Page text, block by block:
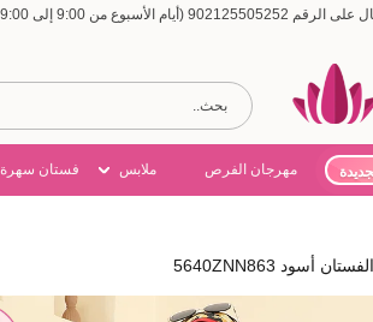
أيام السبت من 9:00 إلى 15:00)
مهرجان الفرص ملابس فستان سهرة
الفستان أسود 5640ZNN863